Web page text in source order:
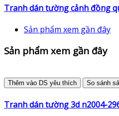
Tranh dán tường cảnh đồng
Sản phẩm xem gần đây
Sản phẩm xem gần đây
Thêm vào DS yêu thích So sánh
Tranh dán tường 3d n2004-